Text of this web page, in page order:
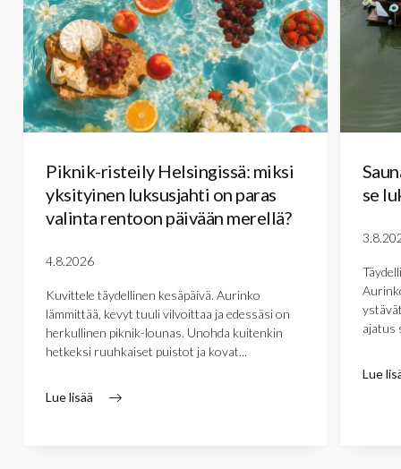
Piknik-risteily Helsingissä: miksi
yksityinen luksusjahti on paras
valinta rentoon päivään merellä?
4.8.2026
Kuvittele täydellinen kesäpäivä. Aurinko
lämmittää, kevyt tuuli vilvoittaa ja edessäsi on
herkullinen piknik-lounas. Unohda kuitenkin
hetkeksi ruuhkaiset puistot ja kovat...
Lue lisää
se
ajatus
Lue